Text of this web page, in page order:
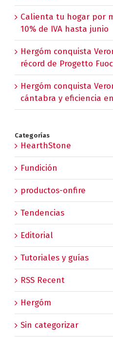
Calienta tu hogar por
10% de IVA hasta junio
Hergóm conquista
récord de Progetto
Hergóm conquista
cántabra y eficiencia
Categorías
HearthStone
Fundición
productos-onfire
Tendencias
Editorial
Tutoriales y guías
RSS Recent
Hergóm
Sin categorizar